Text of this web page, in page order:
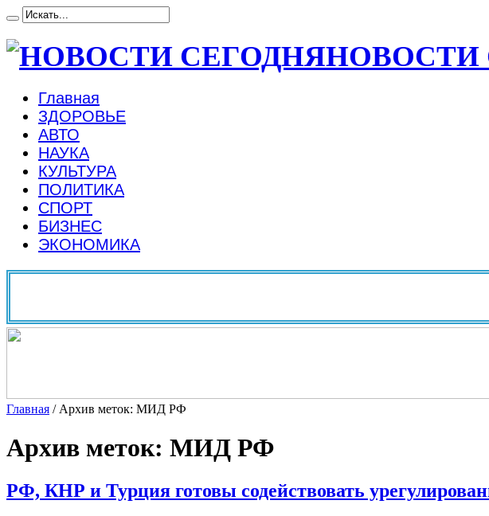
НОВОСТИ
Главная
ЗДОРОВЬЕ
АВТО
НАУКА
КУЛЬТУРА
ПОЛИТИКА
СПОРТ
БИЗНЕС
ЭКОНОМИКА
Главная / Архив меток: МИД РФ
Архив меток: МИД РФ
РФ, КНР и Турция готовы содействовать